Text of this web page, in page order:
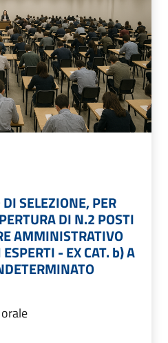
SELEZIONE, PER
DI N.2 POSTI
AMMINISTRATIVO
- EX CAT. b) A